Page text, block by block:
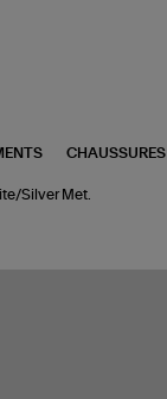
CHAUSSURES
Silver Met.